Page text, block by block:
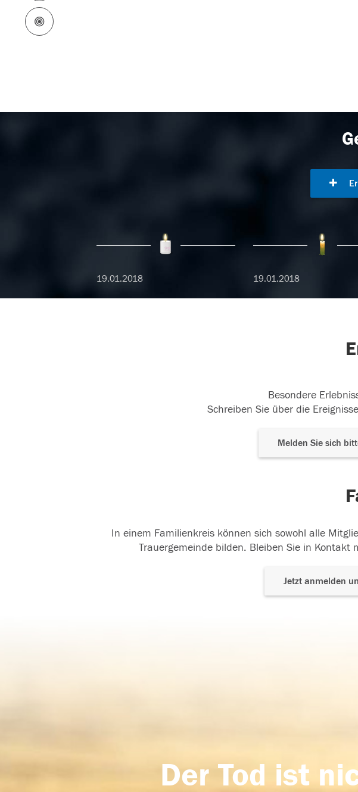
19.01.2018 19.01.2018
Besondere
Schreiben Sie über die
Melden Sie sich
In einem Familienkreis können sich sowohl alle
Trauergemeinde bilden. Bleiben Sie in
Jetzt anmelden
Der Tod ist